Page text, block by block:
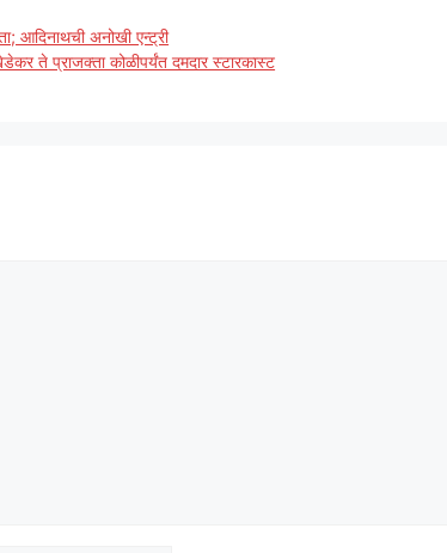
आदिनाथची अनोखी एन्ट्री
ते प्राजक्ता कोळीपर्यंत दमदार स्टारकास्ट